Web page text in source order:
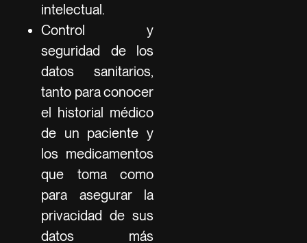
intelectual.
Control y
seguridad de los
datos sanitarios,
tanto para conocer
el historial médico
de un paciente y
los medicamentos
que toma como
para asegurar la
privacidad de sus
datos más